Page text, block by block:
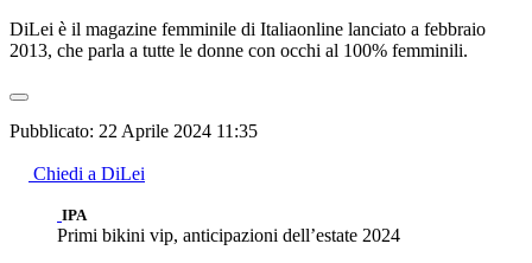
DiLei è il magazine femminile di Italiaonline lanciato a febbraio
2013, che parla a tutte le donne con occhi al 100% femminili.
Pubblicato: 22 Aprile 2024 11:35
Chiedi a DiLei
IPA
Primi bikini vip, anticipazioni dell’estate 2024